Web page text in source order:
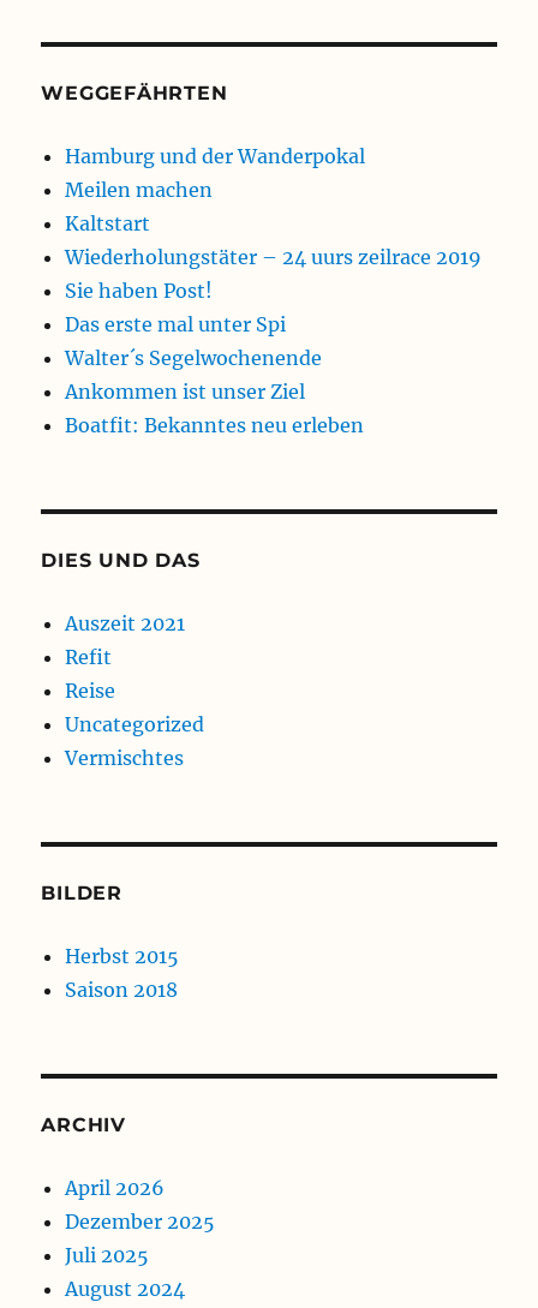
WEGGEFÄHRTEN
Hamburg und der Wanderpokal
Meilen machen
Kaltstart
Wiederholungstäter – 24 uurs zeilrace 2019
Sie haben Post!
Das erste mal unter Spi
Walter´s Segelwochenende
Ankommen ist unser Ziel
Boatfit: Bekanntes neu erleben
DIES UND DAS
Auszeit 2021
Refit
Reise
Uncategorized
Vermischtes
BILDER
Herbst 2015
Saison 2018
ARCHIV
April 2026
Dezember 2025
Juli 2025
August 2024